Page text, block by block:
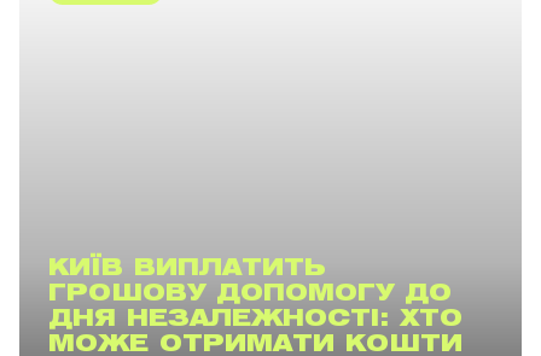
КИЇВ ВИПЛАТИТЬ
ГРОШОВУ ДОПОМОГУ ДО
ДНЯ НЕЗАЛЕЖНОСТІ: ХТО
МОЖЕ ОТРИМАТИ КОШТИ